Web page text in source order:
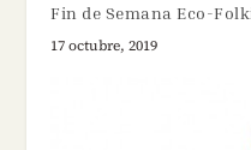
Fin de Semana Eco-
17 octubre, 2019